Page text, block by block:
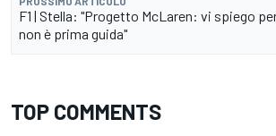
F1 | Stella: "Progetto McLaren: vi spiego
non è prima guida"
TOP COMMENTS